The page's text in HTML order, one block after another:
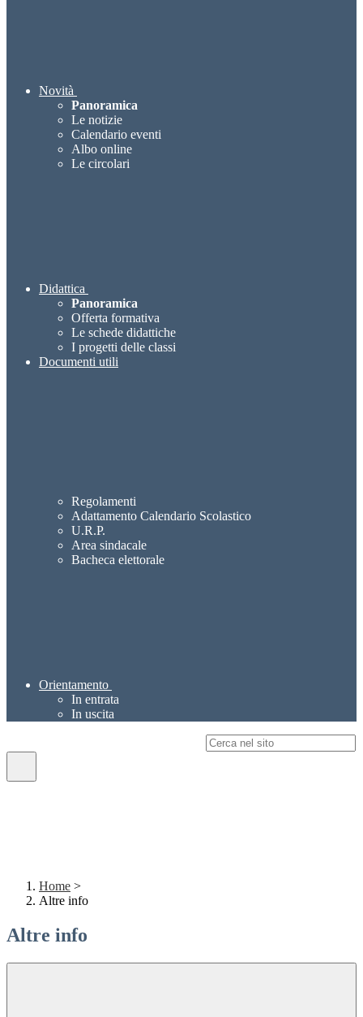
Novità
Panoramica
Le notizie
Calendario eventi
Albo online
Le circolari
Didattica
Panoramica
Offerta formativa
Le schede didattiche
I progetti delle classi
Documenti utili
Regolamenti
Adattamento Calendario Scolastico
U.R.P.
Area sindacale
Bacheca elettorale
Orientamento
In entrata
In uscita
Home >
Altre info
Altre info